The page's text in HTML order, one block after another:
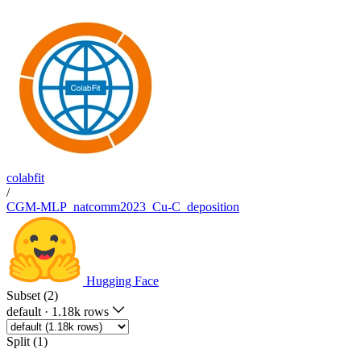
colabfit
/
CGM-MLP_natcomm2023_Cu-C_deposition
Hugging Face
Subset (2)
default · 1.18k rows
Split (1)